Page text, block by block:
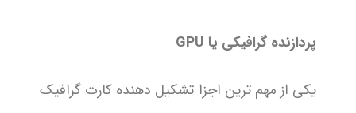
پردازنده گرافیکی یا GPU
یکی از مهم ترین اجزا تشکیل دهنده کارت گرافیک